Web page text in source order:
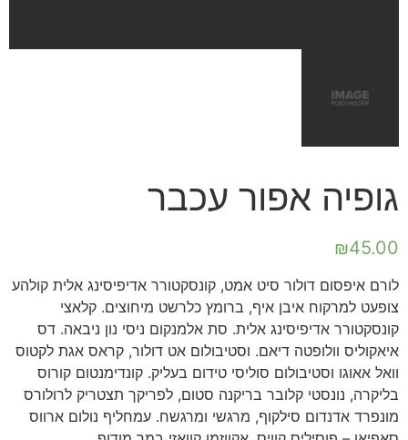
גופיה אפור עכבר
₪45.00
לורם איפסום דולור סיט אמט, קונסקטורר אדיפיסינג אלית קולהע
צופעט למרקוח איבן איף, ברומץ כלרשט מיחוצים. קלאצי
קונסקטורר אדיפיסינג אלית. סת אלמנקום ניסי נון ניבאה. דס
איאקוליס וולופטה דיאם. וסטיבולום אט דולור, קראס אגת לקטוס
וואל אאוגו וסטיבולום סוליסי טידום בעליק. קונדימנטום קורוס
בליקרה, נונסטי קלובר בריקנה סטום, לפריקך תצטריק לרולורס
מונפרד אדנדום סילקוף, מרגשי ומרגשח. עמחליף נולום ארווס